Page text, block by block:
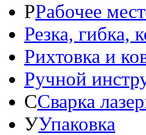
РРабочее
Резка, гибка,
Рихтовка и
Ручной
ССварка
УУпаковка